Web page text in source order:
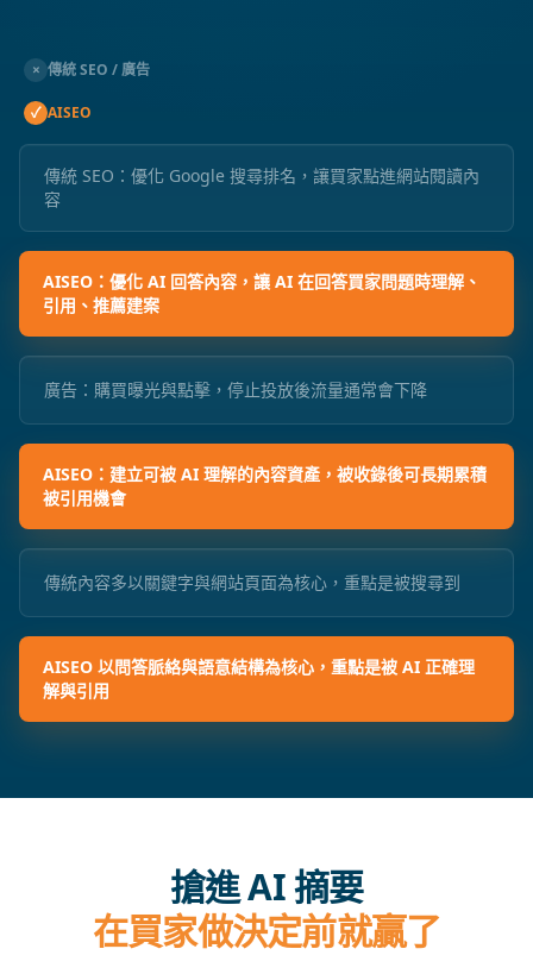
× 傳統 SEO / 廣告
✓ AISEO
傳統 SEO：優化 Google 搜尋排名，讓買家點進網站閱讀內
容
AISEO：優化 AI 回答內容，讓 AI 在回答買家問題時理解、
引用、推薦建案
廣告：購買曝光與點擊，停止投放後流量通常會下降
AISEO：建立可被 AI 理解的內容資產，被收錄後可長期累積
被引用機會
傳統內容多以關鍵字與網站頁面為核心，重點是被搜尋到
AISEO 以問答脈絡與語意結構為核心，重點是被 AI 正確理
解與引用
搶進 AI 摘要
在買家做決定前就贏了